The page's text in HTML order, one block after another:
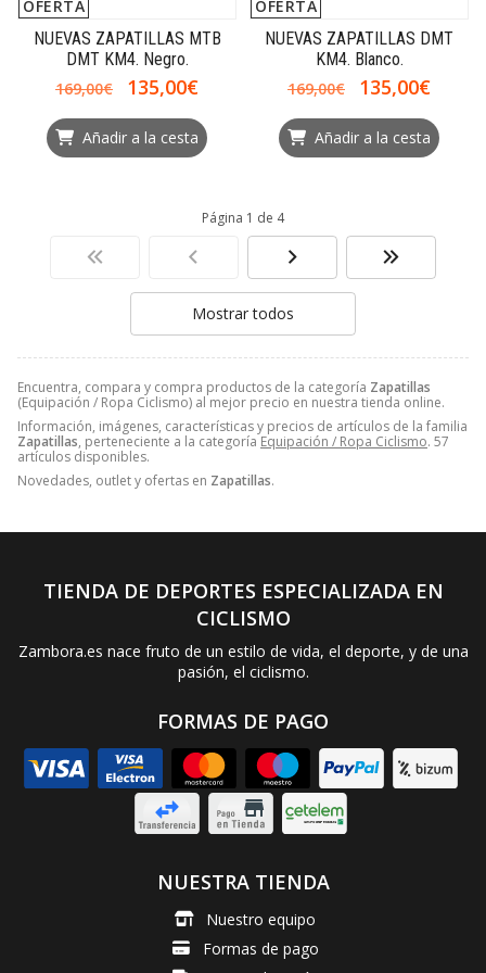
Encuentra, compara y compra productos de la categoría Zapatillas
(Equipación / Ropa Ciclismo) al mejor precio en nuestra tienda online.
Información, imágenes, características y precios de artículos de la familia
Zapatillas, perteneciente a la categoría Equipación / Ropa Ciclismo. 57
artículos disponibles.
Novedades, outlet y ofertas en Zapatillas.
OFERTA
NUEVAS ZAPATILLAS MTB
DMT KM4. Negro.
169,00€
135,00€
Añadir a la cesta
OFERTA
NUEVAS ZAPATILLAS DMT
KM4. Blanco.
169,00€
135,00€
Añadir a la cesta
Página 1 de 4
Mostrar todos
TIENDA DE DEPORTES ESPECIALIZADA EN
CICLISMO
Zambora.es nace fruto de un estilo de vida, el deporte, y de una
pasión, el ciclismo.
FORMAS DE PAGO
NUESTRA TIENDA
Nuestro equipo
Formas de pago